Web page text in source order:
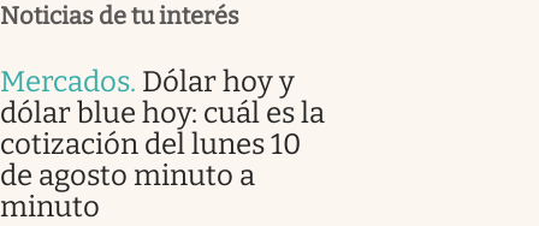
Noticias de tu interés
Mercados. Dólar hoy y
dólar blue hoy: cuál es la
cotización del lunes 10
de agosto minuto a
minuto